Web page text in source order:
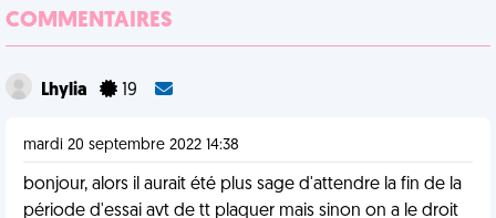
COMMENTAIRES
Lhylia 19
mardi 20 septembre 2022 14:38
bonjour, alors il aurait été plus sage d'attendre la fin de la
période d'essai avt de tt plaquer mais sinon on a le droit